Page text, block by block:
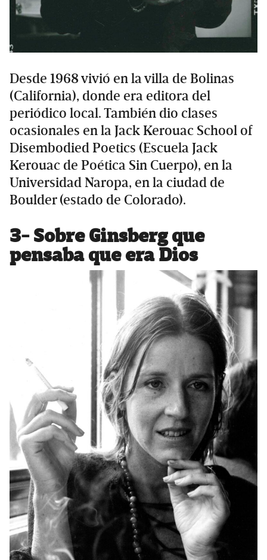
Desde 1968 vivió en la villa de Bolinas
(California), donde era editora del
periódico local. También dio clases
ocasionales en la Jack Kerouac School of
Disembodied Poetics (Escuela Jack
Kerouac de Poética Sin Cuerpo), en la
Universidad Naropa, en la ciudad de
Boulder (estado de Colorado).
3- Sobre Ginsberg que
pensaba que era Dios